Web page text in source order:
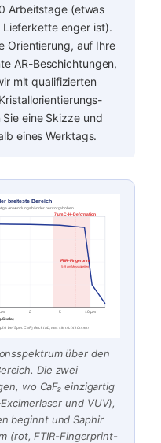
Arbeitstage (etwas
Lieferkette enger ist).
Orientierung, auf Ihre
AR-Beschichtungen,
mit qualifizierten
eine Skizze und
eines Werktags.
breiteste Bereich
Anwendungsbänder hervorgehoben
2 5 10 µm
Skala)
FTIR-Fingerprint
5–9 µm Messküvetten
7 µm C-H-Deformation
bei 5 µm: CaF₂ deckt ab, was sie nicht können
über den
Die zwei
wo CaF₂ einzigartig
und VUV),
beginnt und Saphir
(rot, FTIR-Fingerprint-